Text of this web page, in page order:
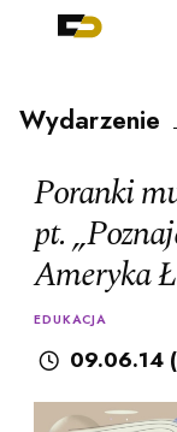
Wydarzenie
Poranki
pt.
Ameryka
EDUKACJA
09.06.14